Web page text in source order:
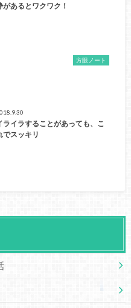
があるとワクワク！
方眼ノート
ライラすることがあっても、こ
でスッキリ